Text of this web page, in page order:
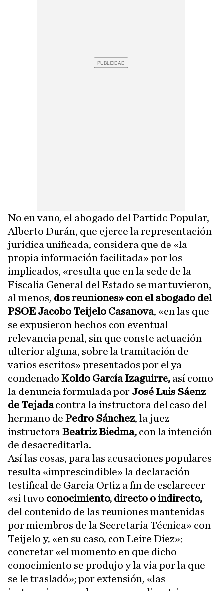
No en vano, el abogado del Partido Popular,
Alberto Durán, que ejerce la representación
jurídica unificada, considera que de «la
propia información facilitada» por los
implicados, «resulta que en la sede de la
Fiscalía General del Estado se mantuvieron,
al menos, dos reuniones» con el abogado del
PSOE Jacobo Teijelo Casanova, «en las que
se expusieron hechos con eventual
relevancia penal, sin que conste actuación
ulterior alguna, sobre la tramitación de
varios escritos» presentados por el ya
condenado Koldo García Izaguirre, así como
la denuncia formulada por José Luis Sáenz
de Tejadacontra la instructora del caso del
hermano de Pedro Sánchez, la juez
instructora Beatriz Biedma, con la intención
de desacreditarla.
Así las cosas, para las acusaciones populares
resulta «imprescindible» la declaración
testifical de García Ortiz a fin de esclarecer
«si tuvo conocimiento, directo o indirecto,
del contenido de las reuniones mantenidas
por miembros de la Secretaría Técnica» con
Teijelo y, «en su caso, con Leire Díez»;
concretar «el momento en que dicho
conocimiento se produjo y la vía por la que
se le trasladó»; por extensión, «las